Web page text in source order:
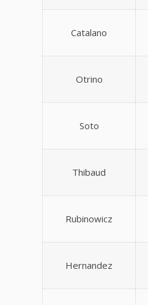
Catalano
Otrino
Soto
Thibaud
Rubinowicz
Hernandez